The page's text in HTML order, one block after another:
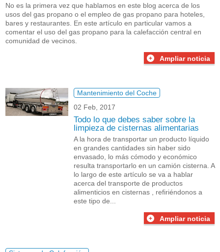
No es la primera vez que hablamos en este blog acerca de los
usos del gas propano o el empleo de gas propano para hoteles,
bares y restaurantes. En este artículo en particular vamos a
comentar el uso del gas propano para la calefacción central en
comunidad de vecinos.
Ampliar noticia
Mantenimiento del Coche
02 Feb, 2017
Todo lo que debes saber sobre la
limpieza de cisternas alimentarias
A la hora de transportar un producto líquido
en grandes cantidades sin haber sido
envasado, lo más cómodo y económico
resulta transportarlo en un camión cisterna. A
lo largo de este artículo se va a hablar
acerca del transporte de productos
alimenticios en cisternas , refiriéndonos a
este tipo de...
Ampliar noticia